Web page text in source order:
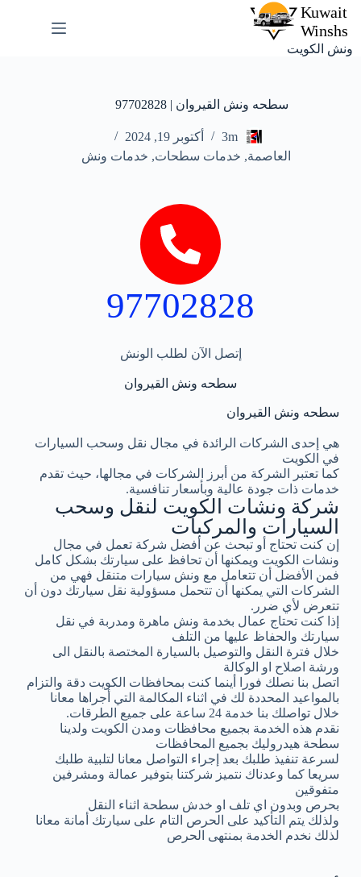
ونش الكويت
سطحه ونش القيروان | 97702828
3m
أكتوبر 19, 2024
العاصمة, خدمات سطحات, خدمات ونش
97702828
إتصل الآن لطلب الونش
سطحه ونش القيروان
سطحه ونش القيروان
هي إحدى الشركات الرائدة في مجال نقل وسحب السيارات
في الكويت
كما تعتبر الشركة من أبرز الشركات في مجالها، حيث تقدم
خدمات ذات جودة عالية وبأسعار تنافسية.
شركة ونشات الكويت لنقل وسحب
السيارات والمركبات
إن كنت تحتاج أو تبحث عن أفضل شركة تعمل في مجال
ونشات الكويت ويمكنها أن تحافظ على سيارتك بشكل كامل
فمن الأفضل أن تتعامل مع ونش سيارات متنقل فهي من
الشركات التي يمكنها أن تتحمل مسؤولية نقل سيارتك دون أن
تتعرض لأي ضرر.
إذا كنت تحتاج عمال بخدمة ونش ماهرة ومدربة في نقل
سيارتك والحفاظ عليها من التلف
خلال فترة النقل والتوصيل بالسيارة المختصة بالنقل الى
ورشة اصلاح او الوكالة
اتصل بنا نصلك فورا أينما كنت بمحافظات الكويت دقة والتزام
بالمواعيد المحددة لك في اثناء المكالمة التي أجراها معانا
خلال تواصلك بنا خدمة 24 ساعة على جميع الطرقات.
نقدم هذه الخدمة بجميع محافظات ومدن الكويت ولدينا
سطحة هيدروليك بجميع المحافظات
لسرعة تنفيذ طلبك بعد إجراء التواصل معانا لتلبية طلبك
سريعا كما وعدناك نتميز شركتنا بتوفير عمالة ومشرفين
متفوقين
بحرص وبدون اي تلف او خدش سطحة اثناء النقل
ولذلك يتم التأكيد على الحرص التام على سيارتك أمانة معانا
لذلك نخدم الخدمة بمنتهى الحرص